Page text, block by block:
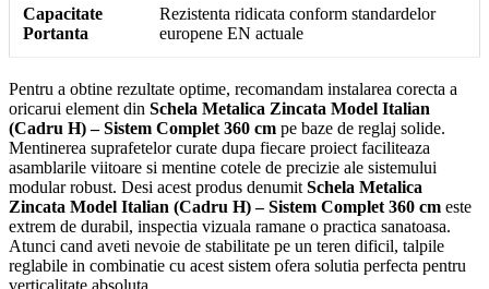
Capacitate
Portanta
Rezistenta ridicata conform standardelor
europene EN actuale
Pentru a obtine rezultate optime, recomandam instalarea corecta a
oricarui element din Schela Metalica Zincata Model Italian
(Cadru H) – Sistem Complet 360 cm pe baze de reglaj solide.
Mentinerea suprafetelor curate dupa fiecare proiect faciliteaza
asamblarile viitoare si mentine cotele de precizie ale sistemului
modular robust. Desi acest produs denumit Schela Metalica
Zincata Model Italian (Cadru H) – Sistem Complet 360 cm este
extrem de durabil, inspectia vizuala ramane o practica sanatoasa.
Atunci cand aveti nevoie de stabilitate pe un teren dificil, talpile
reglabile in combinatie cu acest sistem ofera solutia perfecta pentru
verticalitate absoluta.